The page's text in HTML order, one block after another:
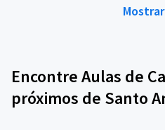
Encontre Aulas de
próximos de Santo